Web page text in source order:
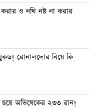
ও নথি নষ্ট না করার
রোনালদোর বিয়ে কি
অভিষেকের ২৩৩ রান!